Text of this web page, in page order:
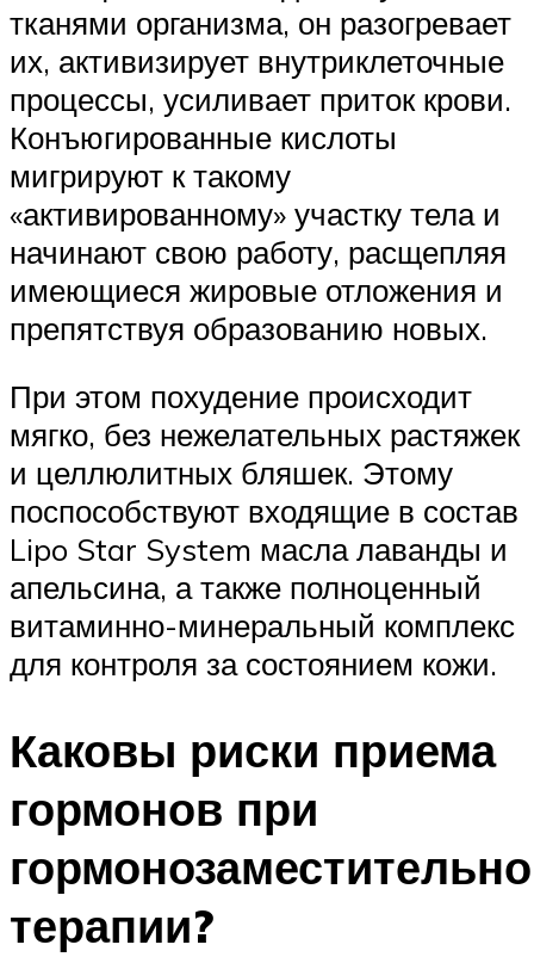
тканями организма, он разогревает
их, активизирует внутриклеточные
процессы, усиливает приток крови.
Конъюгированные кислоты
мигрируют к такому
«активированному» участку тела и
начинают свою работу, расщепляя
имеющиеся жировые отложения и
препятствуя образованию новых.
При этом похудение происходит
мягко, без нежелательных растяжек
и целлюлитных бляшек. Этому
поспособствуют входящие в состав
Lipo Star System масла лаванды и
апельсина, а также полноценный
витаминно-минеральный комплекс
для контроля за состоянием кожи.
Каковы риски приема
гормонов при
терапии?